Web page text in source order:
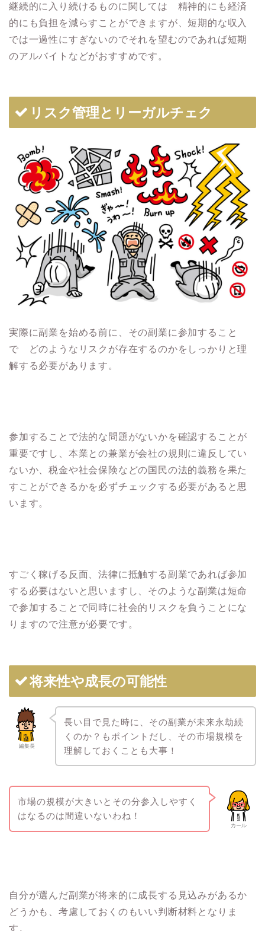
継続的に入り続けるものに関しては 精神的にも経済
的にも負担を減らすことができますが、短期的な収入
では一過性にすぎないのでそれを望むのであれば短期
のアルバイトなどがおすすめです。
リスク管理とリーガルチェク
実際に副業を始める前に、その副業に参加すること
で どのようなリスクが存在するのかをしっかりと理
解する必要があります。
参加することで法的な問題がないかを確認することが
重要ですし、本業との兼業が会社の規則に違反してい
ないか、税金や社会保険などの国民の法的義務を果た
すことができるかを必ずチェックする必要があると思
います。
すごく稼げる反面、法律に抵触する副業であれば参加
する必要はないと思いますし、そのような副業は短命
で参加することで同時に社会的リスクを負うことにな
りますので注意が必要です。
将来性や成長の可能性
編集長
長い目で見た時に、その副業が未来永劫続
くのか？もポイントだし、その市場規模を
理解しておくことも大事！
カール
市場の規模が大きいとその分参入しやすく
はなるのは間違いないわね！
自分が選んだ副業が将来的に成長する見込みがあるか
どうかも、考慮しておくのもいい判断材料となりま
す。